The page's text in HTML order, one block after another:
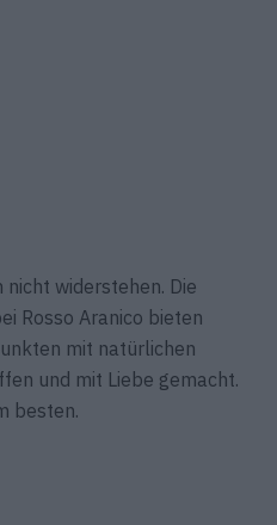
widerstehen. Die
Rosso Aranico bieten
mit natürlichen
und mit Liebe gemacht.
besten.